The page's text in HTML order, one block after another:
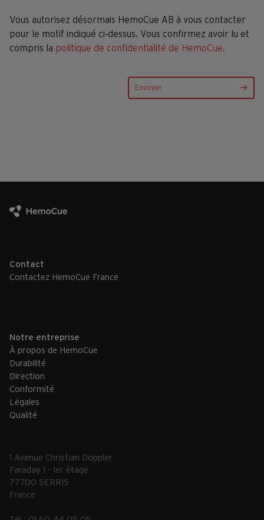
Vous autorisez désormais HemoCue AB à vous contacter
pour le motif indiqué ci‑dessus. Vous confirmez avoir lu et
compris la politique de confidentialité de HemoCue.
Contact
Contactez HemoCue France
Notre entreprise
À propos de HemoCue
Durabilité
Direction
Conformité
Légales
Qualité
1 Avenue Christian Doppler
Faraday 1 - 1er étage
77700 SERRIS
France